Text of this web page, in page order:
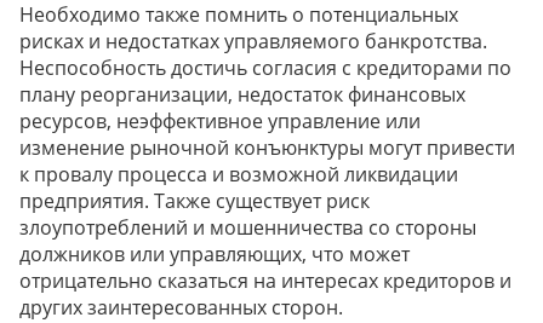
Необходимо также помнить о потенциальных
рисках и недостатках управляемого банкротства.
Неспособность достичь согласия с кредиторами по
плану реорганизации, недостаток финансовых
ресурсов, неэффективное управление или
изменение рыночной конъюнктуры могут привести
к провалу процесса и возможной ликвидации
предприятия. Также существует риск
злоупотреблений и мошенничества со стороны
должников или управляющих, что может
отрицательно сказаться на интересах кредиторов и
других заинтересованных сторон.